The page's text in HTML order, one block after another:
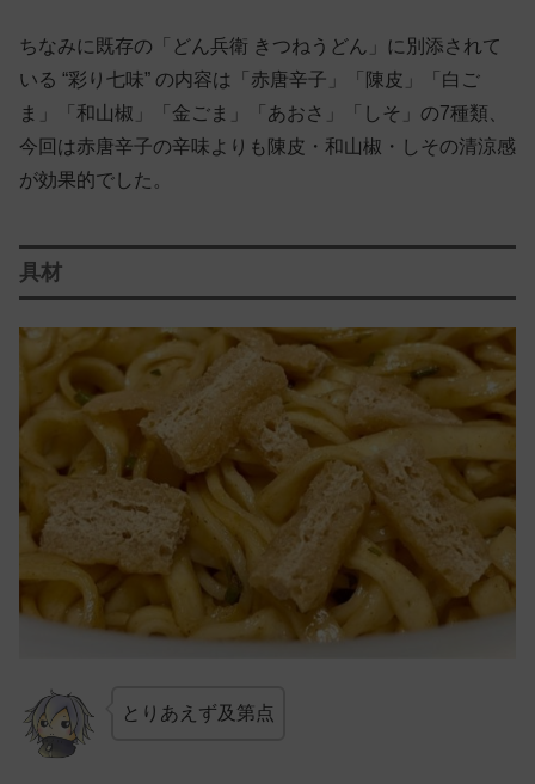
ちなみに既存の「どん兵衛 きつねうどん」に別添されて
いる “彩り七味” の内容は「赤唐辛子」「陳皮」「白ご
ま」「和山椒」「金ごま」「あおさ」「しそ」の7種類、
今回は赤唐辛子の辛味よりも陳皮・和山椒・しその清涼感
が効果的でした。
具材
とりあえず及第点